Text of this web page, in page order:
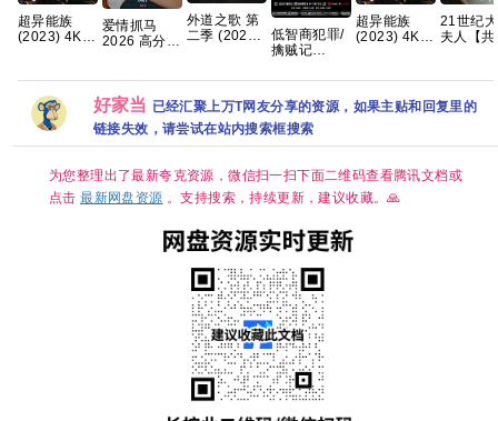
超异能族
(2023) 4K
剧【全20
集】
爱情抓马
2026 高分
外道之歌 第
二季 (2026)
又名: 外道の
歌 2 夸克
低智商犯罪/
擒贼记
骁/ 田曦薇 /
】【悬疑/ 犯
罪】【国语
中字】【4K
持续更新】
超异能族
(2023) 4K
剧【全20
集】
21世纪
夫人【
【李知恩
边佑锡｜
剧/爱情
好家当 已经汇聚上万T网友分享的资源，如果主贴和回复里的
链接失效，请尝试在站内搜索框搜索
为您整理出了最新夸克资源，微信扫一扫下面二维码查看腾讯文档或
点击最新网盘资源 。支持搜索，持续更新，建议收藏。🙏